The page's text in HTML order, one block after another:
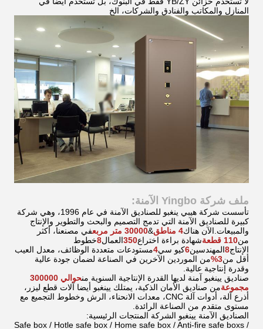
المنازل والمكاتب والفنادق والشركات، الخ
ملف شركة Yingbo الآمنة:
تأسست شركة هيبي ينغبو للصناديق الآمنة في عام 1996، وهي شركة
كبيرة للصناديق الآمنة التي تدمج التصميم والبحث والتطوير والإنتاج
والمبيعات.الآن هناك4 مناطق &30000 متر مربع
في مصنعنا، أكثر
من110 قطعة شهادة براءة اختراع350العمال8خطوط
الإنتاج8المهندسين6كيو سي4مستودعات متعددة الوظائف، معدل العيب
أقل من3%
من الموردين الآخرين في الصناعة لضمان جودة عالية
وقدرة إنتاجية عالية.
صناديق يينغبو آمنة لديها القدرة الإنتاجية السنوية من
حوالي 300000
مجموعةمن صناديق الأمان الذكية، يمتلك يينغبو أيضا آلات قطع ليزر،
أذرع آلة، أدوات آلة CNC، معدات الانحناء، الرش وخطوط التجميع مع
مستوى متقدم من الصناعة الرائدة.
الصناديق الآمنة يينغبو الشركة المنتجات الرئيسية:
Safe box / Hotle safe box / Home safe box / Anti-fire safe boxs /